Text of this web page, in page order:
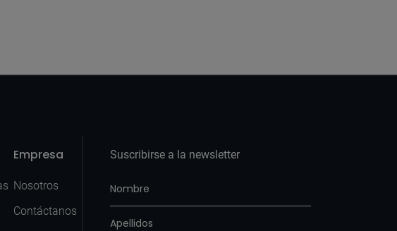
Empresa
Nosotros
Contáctanos
Suscribirse a la newsletter